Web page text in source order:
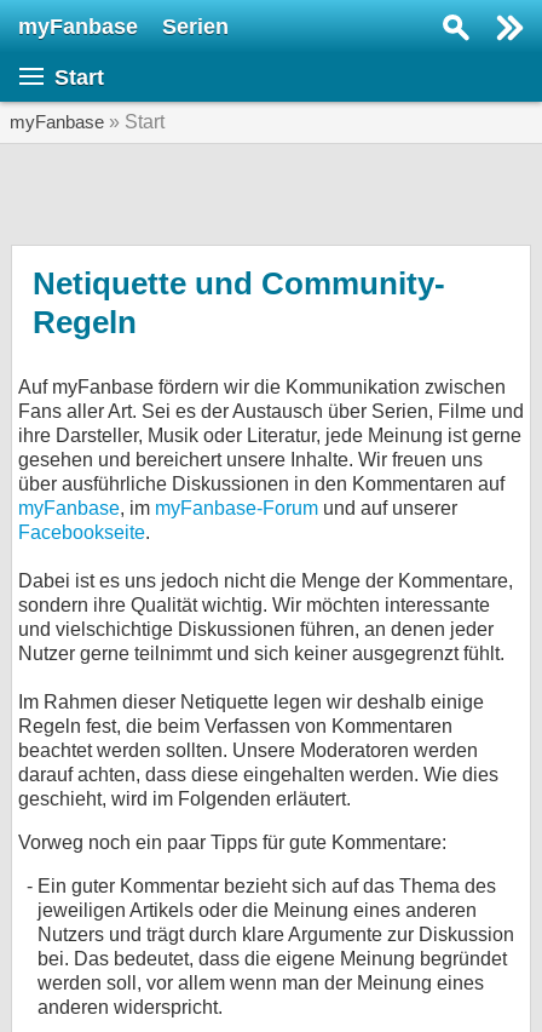
myFanbase Serien
Start
myFanbase » Start
Netiquette und Community-
Regeln
Auf myFanbase fördern wir die Kommunikation zwischen
Fans aller Art. Sei es der Austausch über Serien, Filme und
ihre Darsteller, Musik oder Literatur, jede Meinung ist gerne
gesehen und bereichert unsere Inhalte. Wir freuen uns
über ausführliche Diskussionen in den Kommentaren auf
myFanbase, im myFanbase-Forum und auf unserer
Facebookseite.
Dabei ist es uns jedoch nicht die Menge der Kommentare,
sondern ihre Qualität wichtig. Wir möchten interessante
und vielschichtige Diskussionen führen, an denen jeder
Nutzer gerne teilnimmt und sich keiner ausgegrenzt fühlt.
Im Rahmen dieser Netiquette legen wir deshalb einige
Regeln fest, die beim Verfassen von Kommentaren
beachtet werden sollten. Unsere Moderatoren werden
darauf achten, dass diese eingehalten werden. Wie dies
geschieht, wird im Folgenden erläutert.
Vorweg noch ein paar Tipps für gute Kommentare:
Ein guter Kommentar bezieht sich auf das Thema des
jeweiligen Artikels oder die Meinung eines anderen
Nutzers und trägt durch klare Argumente zur Diskussion
bei. Das bedeutet, dass die eigene Meinung begründet
werden soll, vor allem wenn man der Meinung eines
anderen widerspricht.
Specials
SERVICE
Gewinnspiele
bei X
bei Facebook
Kontakt
Nutzungsbedingungen
Datenschutz
Impressum
Desktop-Ansicht
myFanbase